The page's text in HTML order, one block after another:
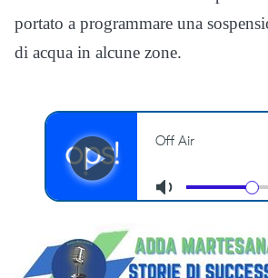
portato a programmare una
di acqua in alcune zone.